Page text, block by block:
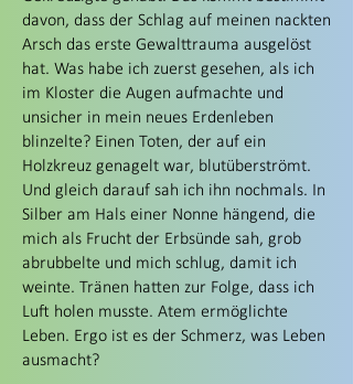
davon, dass der Schlag auf meinen nackten
Arsch das erste Gewalttrauma ausgelöst
hat. Was habe ich zuerst gesehen, als ich
im Kloster die Augen aufmachte und
unsicher in mein neues Erdenleben
blinzelte? Einen Toten, der auf ein
Holzkreuz genagelt war, blutüberströmt.
Und gleich darauf sah ich ihn nochmals. In
Silber am Hals einer Nonne hängend, die
mich als Frucht der Erbsünde sah, grob
abrubbelte und mich schlug, damit ich
weinte. Tränen hatten zur Folge, dass ich
Luft holen musste. Atem ermöglichte
Leben. Ergo ist es der Schmerz, was Leben
ausmacht?